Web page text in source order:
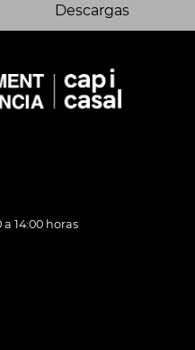
Descargas
14:00 horas